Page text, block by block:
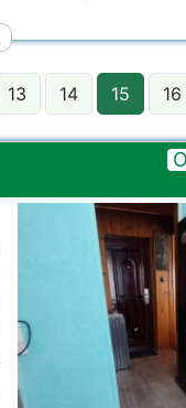
Цена:
Улица: Ничего
Ничего
Ничего
13 14 15 16